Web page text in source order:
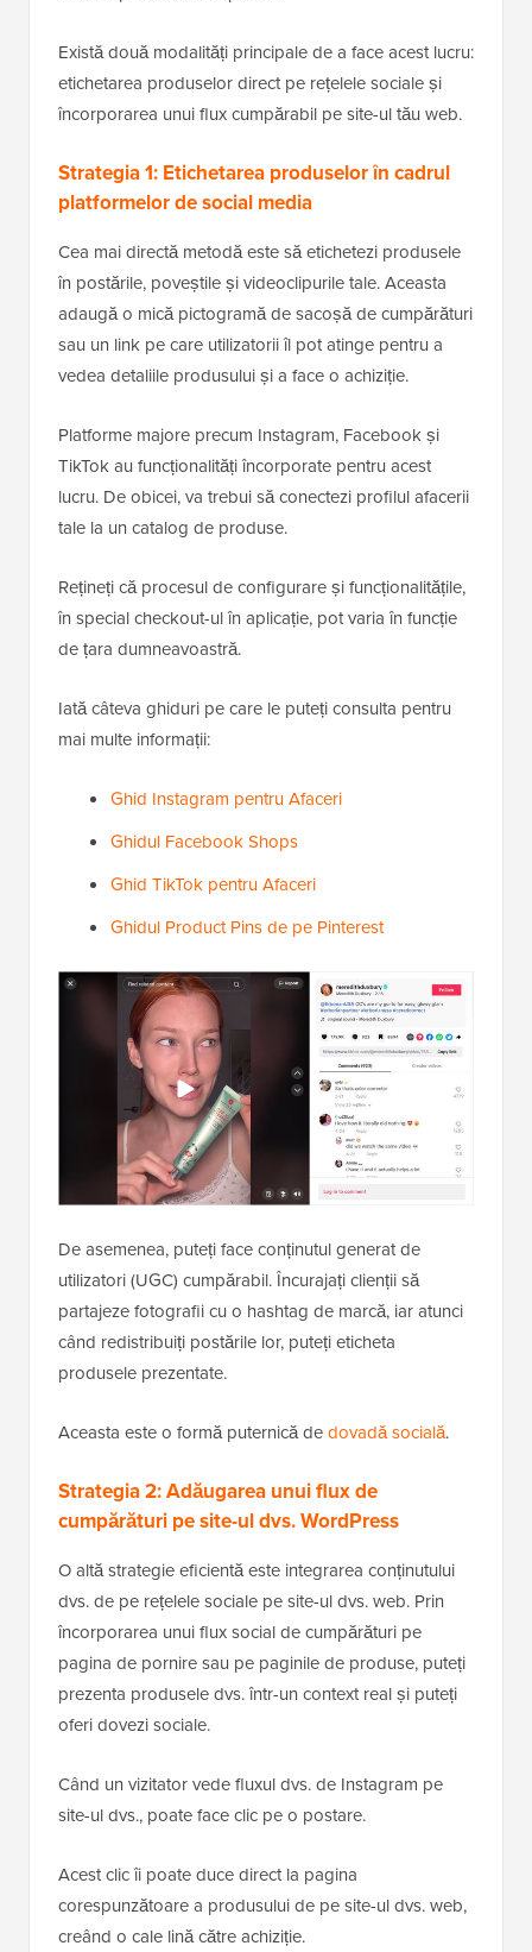
Există două modalități principale de a face acest lucru:
etichetarea produselor direct pe rețelele sociale și
încorporarea unui flux cumpărabil pe site-ul tău web.
Strategia 1: Etichetarea produselor în cadrul
platformelor de social media
Cea mai directă metodă este să etichetezi produsele
în postările, poveștile și videoclipurile tale. Aceasta
adaugă o mică pictogramă de sacoșă de cumpărături
sau un link pe care utilizatorii îl pot atinge pentru a
vedea detaliile produsului și a face o achiziție.
Platforme majore precum Instagram, Facebook și
TikTok au funcționalități încorporate pentru acest
lucru. De obicei, va trebui să conectezi profilul afacerii
tale la un catalog de produse.
Rețineți că procesul de configurare și funcționalitățile,
în special checkout-ul în aplicație, pot varia în funcție
de țara dumneavoastră.
Iată câteva ghiduri pe care le puteți consulta pentru
mai multe informații:
Ghid Instagram pentru Afaceri
Ghidul Facebook Shops
Ghid TikTok pentru Afaceri
Ghidul Product Pins de pe Pinterest
De asemenea, puteți face conținutul generat de
utilizatori (UGC) cumpărabil. Încurajați clienții să
partajeze fotografii cu o hashtag de marcă, iar atunci
când redistribuiți postările lor, puteți eticheta
produsele prezentate.
Aceasta este o formă puternică dedovadă socială.
Strategia 2: Adăugarea unui flux de
cumpărături pe site-ul dvs. WordPress
O altă strategie eficientă este integrarea conținutului
dvs. de pe rețelele sociale pe site-ul dvs. web. Prin
încorporarea unui flux social de cumpărături pe
pagina de pornire sau pe paginile de produse, puteți
prezenta produsele dvs. într-un context real și puteți
oferi dovezi sociale.
Când un vizitator vede fluxul dvs. de Instagram pe
site-ul dvs., poate face clic pe o postare.
Acest clic îi poate duce direct la pagina
corespunzătoare a produsului de pe site-ul dvs. web,
creând o cale lină către achiziție.